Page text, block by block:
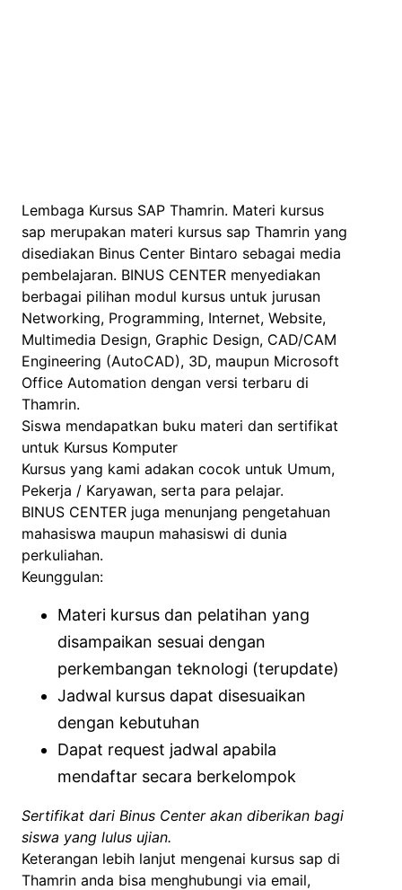
Lembaga Kursus SAP Thamrin. Materi kursus
sap merupakan materi kursus sap Thamrin yang
disediakan Binus Center Bintaro sebagai media
pembelajaran. BINUS CENTER menyediakan
berbagai pilihan modul kursus untuk jurusan
Networking, Programming, Internet, Website,
Multimedia Design, Graphic Design, CAD/CAM
Engineering (AutoCAD), 3D, maupun Microsoft
Office Automation dengan versi terbaru di
Thamrin.
Siswa mendapatkan buku materi dan sertifikat
untuk Kursus Komputer
Kursus yang kami adakan cocok untuk Umum,
Pekerja / Karyawan, serta para pelajar.
BINUS CENTER juga menunjang pengetahuan
mahasiswa maupun mahasiswi di dunia
perkuliahan.
Keunggulan:
Materi kursus dan pelatihan yang
disampaikan sesuai dengan
perkembangan teknologi (terupdate)
Jadwal kursus dapat disesuaikan
dengan kebutuhan
Dapat request jadwal apabila
mendaftar secara berkelompok
Sertifikat dari Binus Center akan diberikan bagi
siswa yang lulus ujian.
Keterangan lebih lanjut mengenai kursus sap di
Thamrin anda bisa menghubungi via email,